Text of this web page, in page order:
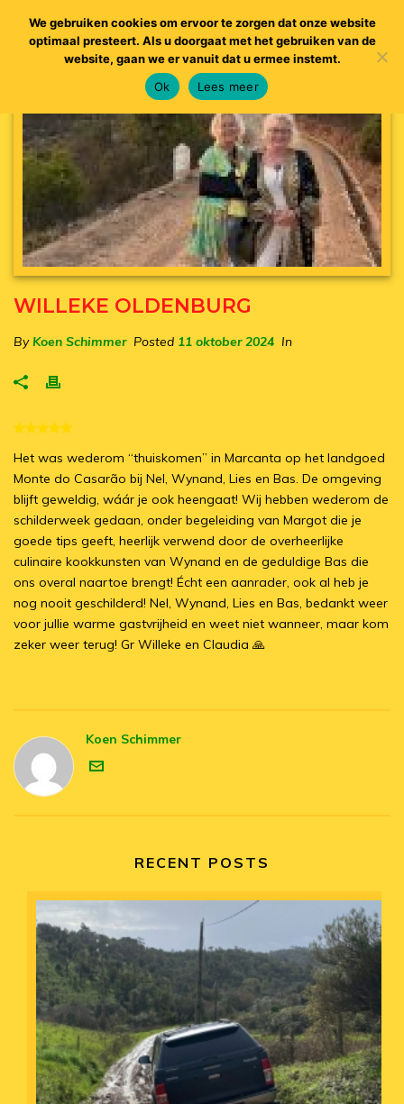
WILLEKE OLDENBURG
ByKoen Schimmer Posted 11 oktober 2024 In
Het was wederom “thuiskomen” in Marcanta op het landgoed
Monte do Casarão bij Nel, Wynand, Lies en Bas. De omgeving
blijft geweldig, wáár je ook heengaat! Wij hebben wederom de
schilderweek gedaan, onder begeleiding van Margot die je
goede tips geeft, heerlijk verwend door de overheerlijke
culinaire kookkunsten van Wynand en de geduldige Bas die
ons overal naartoe brengt! Écht een aanrader, ook al heb je
nog nooit geschilderd! Nel, Wynand, Lies en Bas, bedankt weer
voor jullie warme gastvrijheid en weet niet wanneer, maar kom
zeker weer terug! Gr Willeke en Claudia 🙏
Koen Schimmer
RECENT POSTS
We gebruiken cookies om ervoor te zorgen dat onze website
optimaal presteert. Als u doorgaat met het gebruiken van de
website, gaan we er vanuit dat u ermee instemt.
Ok
Lees meer